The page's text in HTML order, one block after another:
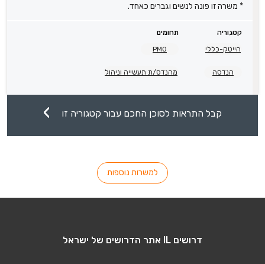
* משרה זו פונה לנשים וגברים כאחד.
קטגוריה
תחומים
הייטק-כללי
PMO
הנדסה מהנדס/ת תעשייה וניהול
קבל התראות לסוכן החכם עבור קטגוריה זו
למשרות נוספות
דרושים IL אתר הדרושים של ישראל